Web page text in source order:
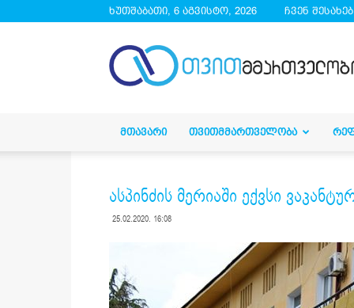
ხუთშაბათი, 6 აგვისტო, 2026 ჩვენ შესახებ
ᲛᲗᲐᲕᲐᲠᲘ ᲗᲕᲘᲗᲛᲛᲐᲠᲗᲕᲔᲚᲝᲑᲐ
ასპინძის მერიაში ექვსი
25.02.2020. 16:08